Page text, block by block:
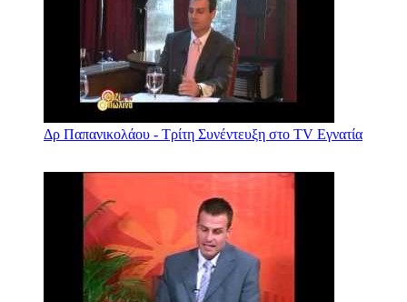
Δρ Παπανικολάου - Τρίτη Συνέντευξη στο TV Εγνατία